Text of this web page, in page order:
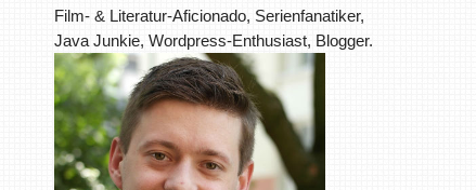
Film- & Literatur-Aficionado, Serienfanatiker,
Java Junkie, Wordpress-Enthusiast, Blogger.